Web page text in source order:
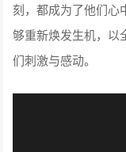
刻，都成为了他们心
够重新焕发生机，以
们刺激与感动。